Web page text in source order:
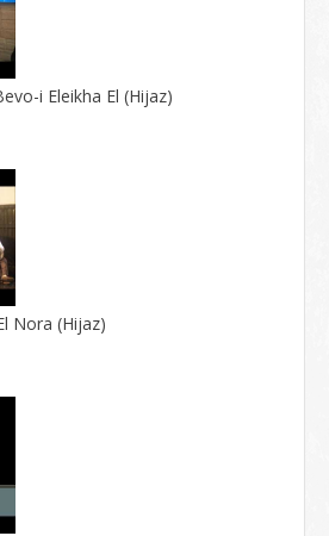
i Eleikha El (Hijaz)
Nora (Hijaz)